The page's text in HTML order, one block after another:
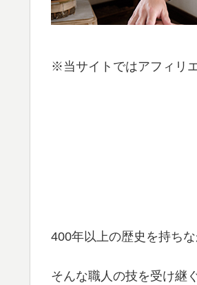
※当サイトではアフィリ
400年以上の歴史を持ち
そんな職人の技を受け継